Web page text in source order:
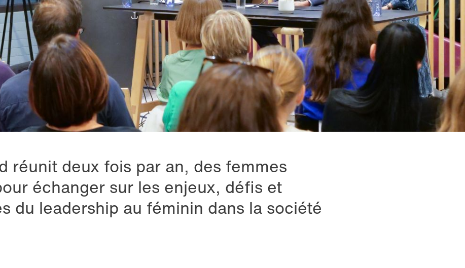
réunit deux fois par an, des femmes
échanger sur les enjeux, défis et
du leadership au féminin dans la société